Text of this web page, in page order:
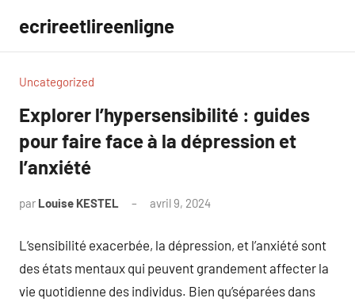
contenu
ecrireetlireenligne
Uncategorized
Explorer l’hypersensibilité : guides
pour faire face à la dépression et
l’anxiété
par Louise KESTEL avril 9, 2024
L’sensibilité exacerbée, la dépression, et l’anxiété sont
des états mentaux qui peuvent grandement affecter la
vie quotidienne des individus. Bien qu’séparées dans